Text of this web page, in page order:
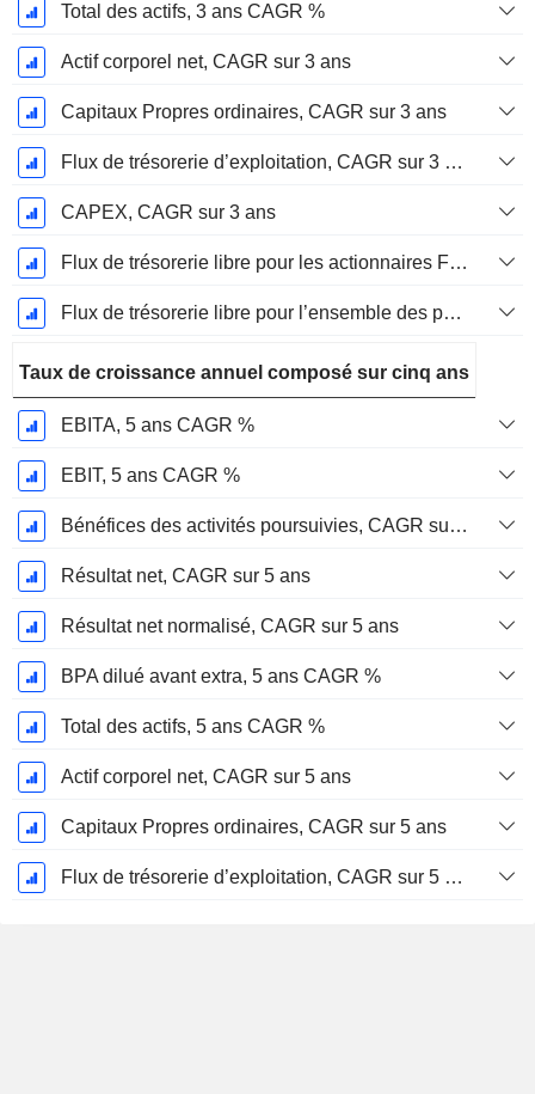
Total des actifs, 3 ans CAGR %
Actif corporel net, CAGR sur 3 ans
Capitaux Propres ordinaires, CAGR sur 3 ans
Flux de trésorerie d’exploitation, CAGR sur 3 ans
CAPEX, CAGR sur 3 ans
Flux de trésorerie libre pour les actionnaires FCFE, CAGR sur 3 ans
Flux de trésorerie libre pour l’ensemble des pourvoyeurs de fonds (créanciers et actionnaires) FCFF, CAGR sur 3 ans
Taux de croissance annuel composé sur cinq ans
EBITA, 5 ans CAGR %
EBIT, 5 ans CAGR %
Bénéfices des activités poursuivies, CAGR sur 5 ans
Résultat net, CAGR sur 5 ans
Résultat net normalisé, CAGR sur 5 ans
BPA dilué avant extra, 5 ans CAGR %
Total des actifs, 5 ans CAGR %
Actif corporel net, CAGR sur 5 ans
Capitaux Propres ordinaires, CAGR sur 5 ans
Flux de trésorerie d’exploitation, CAGR sur 5 ans